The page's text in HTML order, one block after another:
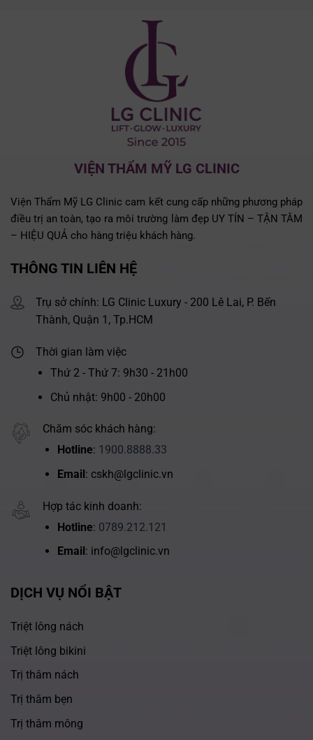
VIỆN THẨM MỸ LG CLINIC
Viện Thẩm Mỹ LG Clinic cam kết cung cấp những phương pháp
điều trị an toàn, tạo ra môi trường làm đẹp UY TÍN – TẬN TÂM
– HIỆU QUẢ cho hàng triệu khách hàng.
THÔNG TIN LIÊN HỆ
Trụ sở chính: LG Clinic Luxury - 200 Lê Lai, P. Bến
Thành, Quận 1, Tp.HCM
Thời gian làm việc
Thứ 2 - Thứ 7: 9h30 - 21h00
Chủ nhật: 9h00 - 20h00
Chăm sóc khách hàng:
Hotline: 1900.8888.33
Email: cskh@lgclinic.vn
Hợp tác kinh doanh:
Hotline: 0789.212.121
Email : info@lgclinic.vn
DỊCH VỤ NỔI BẬT
Triệt lông nách
Triệt lông bikini
Trị thâm nách
Trị thâm bẹn
Trị thâm mông